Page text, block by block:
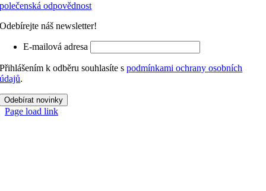
odpovědnost
Odebírejte náš newsletter!
E-mailová adresa
Přihlášením k odběru souhlasíte spodmínkami ochrany osobních
údajů.
Odebírat novinky
Page load link